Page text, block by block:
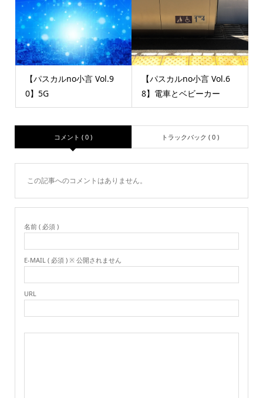
【パスカルno小言 Vol.9
0】5G
【パスカルno小言 Vol.6
8】電車とベビーカー
コメント ( 0 ) トラックバック ( 0 )
この記事へのコメントはありません。
名前 ( 必須 )
E-MAIL ( 必須 ) ※ 公開されません
URL